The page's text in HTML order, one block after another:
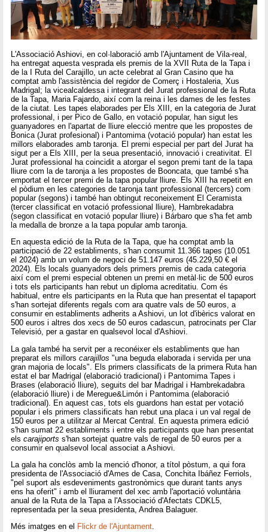
L'Associació Ashiovi, en col·laboració amb l'Ajuntament de Vila-real,
ha entregat aquesta vesprada els premis de la XVII Ruta de la Tapa i
de la I Ruta del Carajillo, un acte celebrat al Gran Casino que ha
comptat amb l'assistència del regidor de Comerç i Hostaleria, Xus
Madrigal; la vicealcaldessa i integrant del Jurat professional de la Ruta
de la Tapa, Maria Fajardo, així com la reina i les dames de les festes
de la ciutat. Les tapes elaborades per Els XIII, en la categoria de Jurat
professional, i per Pico de Gallo, en votació popular, han sigut les
guanyadores en l'apartat de lliure elecció mentre que les propostes de
Bonica (Jurat profesional) i Pantomima (votació popular) han estat les
millors elaborades amb taronja. El premi especial per part del Jurat ha
sigut per a Els XIII, per la seua presentació, innovació i creativitat. El
Jurat professional ha coincidit a atorgar el segon premi tant de la tapa
lliure com la de taronja a les propostes de Booncata, que també s'ha
emportat el tercer premi de la tapa popular lliure. Els XIII ha repetit en
el pòdium en les categories de taronja tant professional (tercers) com
popular (segons) i també han obtingut reconeixement El Ceramista
(tercer classificat en votació professional lliure), Hambrekadabra
(segon classificat en votació popular lliure) i Bárbaro que s'ha fet amb
la medalla de bronze a la tapa popular amb taronja.
En aquesta edició de la Ruta de la Tapa, que ha comptat amb la
participació de 22 establiments, s'han consumit 11.366 tapes (10.051
el 2024) amb un volum de negoci de 51.147 euros (45.229,50 € el
2024). Els locals guanyadors dels primers premis de cada categoria
així com el premi especial obtenen un premi en metàl·lic de 500 euros
i tots els participants han rebut un diploma acreditatiu. Com és
habitual, entre els participants en la Ruta que han presentat el tapaport
s'han sortejat diferents regals com ara quatre vals de 50 euros, a
consumir en establiments adherits a Ashiovi, un lot d'ibèrics valorat en
500 euros i altres dos xecs de 50 euros cadascun, patrocinats per Clar
Televisió, per a gastar en qualsevol local d'Ashiovi.
La gala també ha servit per a reconéixer els establiments que han
preparat els millorscarajillos "una beguda elaborada i servida per una
gran majoria de locals". Els primers classificats de la primera Ruta han
estat el bar Madrigal (elaboració tradicional) i Pantomima Tapes i
Brases (elaboració lliure), seguits del bar Madrigal i Hambrekadabra
(elaboració lliure) i de Meregue&Limón i Pantomima (elaboració
tradicional). En aquest cas, tots els guardons han estat per votació
popular i els primers classificats han rebut una placa i un val regal de
150 euros per a utilitzar al Mercat Central. En aquesta primera edició
s'han sumat 22 establiments i entre els participants que han presentat
elscarajiportss'han sortejat quatre vals de regal de 50 euros per a
consumir en qualsevol local associat a Ashiovi.
La gala ha conclòs amb la menció d'honor, a títol pòstum, a qui fora
presidenta de l'Associació d'Ames de Casa, Conchita Ibáñez Ferriols,
"pel suport als esdeveniments gastronòmics que durant tants anys
ens ha oferit" i amb el lliurament del xec amb l'aportació voluntària
anual de la Ruta de la Tapa a l'Associació d'Afectats CDKL5,
representada per la seua presidenta, Andrea Balaguer.
Més imatges en el Flickr de l'Ajuntament.